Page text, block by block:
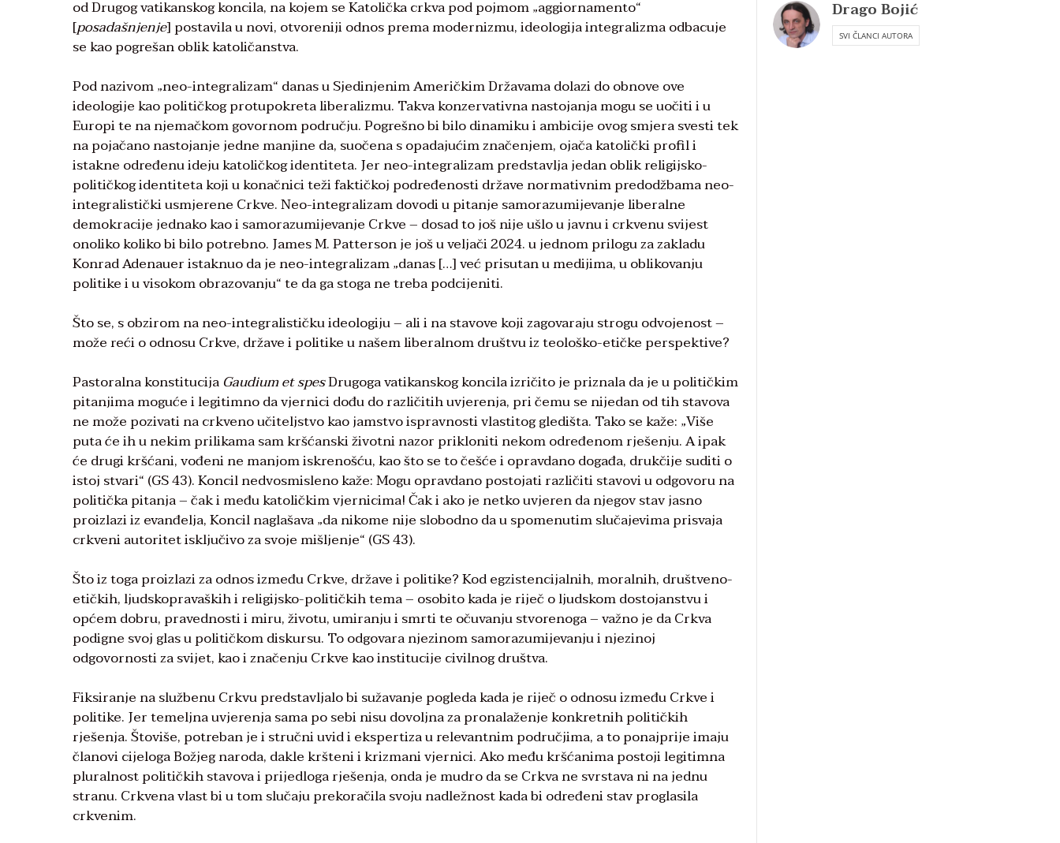
od Drugog vatikanskog koncila, na kojem se Katolička crkva pod pojmom „aggiornamento“
[posadašnjenje] postavila u novi, otvoreniji odnos prema modernizmu, ideologija integralizma odbacuje
se kao pogrešan oblik katoličanstva.
Pod nazivom „neo-integralizam“ danas u Sjedinjenim Američkim Državama dolazi do obnove ove
ideologije kao političkog protupokreta liberalizmu. Takva konzervativna nastojanja mogu se uočiti i u
Europi te na njemačkom govornom području. Pogrešno bi bilo dinamiku i ambicije ovog smjera svesti tek
na pojačano nastojanje jedne manjine da, suočena s opadajućim značenjem, ojača katolički profil i
istakne određenu ideju katoličkog identiteta. Jer neo-integralizam predstavlja jedan oblik religijsko-
političkog identiteta koji u konačnici teži faktičkoj podređenosti države normativnim predodžbama neo-
integralistički usmjerene Crkve. Neo-integralizam dovodi u pitanje samorazumijevanje liberalne
demokracije jednako kao i samorazumijevanje Crkve – dosad to još nije ušlo u javnu i crkvenu svijest
onoliko koliko bi bilo potrebno. James M. Patterson je još u veljači 2024. u jednom prilogu za zakladu
Konrad Adenauer istaknuo da je neo-integralizam „danas […] već prisutan u medijima, u oblikovanju
politike i u visokom obrazovanju“ te da ga stoga ne treba podcijeniti.
Što se, s obzirom na neo-integralističku ideologiju – ali i na stavove koji zagovaraju strogu odvojenost –
može reći o odnosu Crkve, države i politike u našem liberalnom društvu iz teološko-etičke perspektive?
Pastoralna konstitucija Gaudium et spesDrugoga vatikanskog koncila izričito je priznala da je u političkim
pitanjima moguće i legitimno da vjernici dođu do različitih uvjerenja, pri čemu se nijedan od tih stavova
ne može pozivati na crkveno učiteljstvo kao jamstvo ispravnosti vlastitog gledišta. Tako se kaže: „Više
puta će ih u nekim prilikama sam kršćanski životni nazor prikloniti nekom određenom rješenju. A ipak
će drugi kršćani, vođeni ne manjom iskrenošću, kao što se to češće i opravdano događa, drukčije suditi o
istoj stvari“ (GS 43). Koncil nedvosmisleno kaže: Mogu opravdano postojati različiti stavovi u odgovoru na
politička pitanja – čak i među katoličkim vjernicima! Čak i ako je netko uvjeren da njegov stav jasno
proizlazi iz evanđelja, Koncil naglašava „da nikome nije slobodno da u spomenutim slučajevima prisvaja
crkveni autoritet isključivo za svoje mišljenje“ (GS 43).
Što iz toga proizlazi za odnos između Crkve, države i politike? Kod egzistencijalnih, moralnih, društveno-
etičkih, ljudskopravaških i religijsko-političkih tema – osobito kada je riječ o ljudskom dostojanstvu i
općem dobru, pravednosti i miru, životu, umiranju i smrti te očuvanju stvorenoga – važno je da Crkva
podigne svoj glas u političkom diskursu. To odgovara njezinom samorazumijevanju i njezinoj
odgovornosti za svijet, kao i značenju Crkve kao institucije civilnog društva.
Fiksiranje na službenu Crkvu predstavljalo bi sužavanje pogleda kada je riječ o odnosu između Crkve i
politike. Jer temeljna uvjerenja sama po sebi nisu dovoljna za pronalaženje konkretnih političkih
rješenja. Štoviše, potreban je i stručni uvid i ekspertiza u relevantnim područjima, a to ponajprije imaju
članovi cijeloga Božjeg naroda, dakle kršteni i krizmani vjernici. Ako među kršćanima postoji legitimna
pluralnost političkih stavova i prijedloga rješenja, onda je mudro da se Crkva ne svrstava ni na jednu
stranu. Crkvena vlast bi u tom slučaju prekoračila svoju nadležnost kada bi određeni stav proglasila
crkvenim.
Drago Bojić
SVI ČLANCI AUTORA